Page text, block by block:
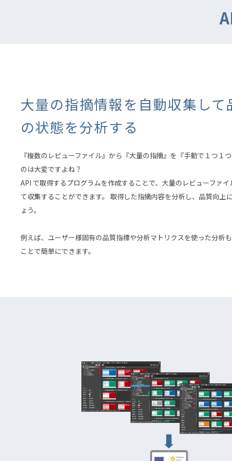
大量の指摘情報を自動収集して
の状態を分析する
『複数のレビューファイル』から『大量の指摘』を『手動で１つ１
のは大変ですよね？
API で取得するプログラムを作成することで、大量のレビューファイ
て収集することができます。 取得した指摘内容を分析し、品質向上
ょう。
例えば、ユーザー様固有の品質指標や分析マトリクスを使った分析
ことで簡単にできます。